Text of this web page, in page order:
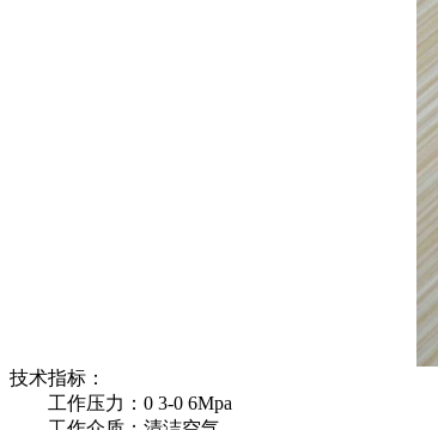
技术指标：
工作压力：0 3-0 6Mpa